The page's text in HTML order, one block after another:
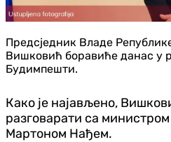
Предсједник Владе
Вишковић боравиће данас у
Будимпешти.
Како је најављено,
разговарати са
Мартоном Нађем.